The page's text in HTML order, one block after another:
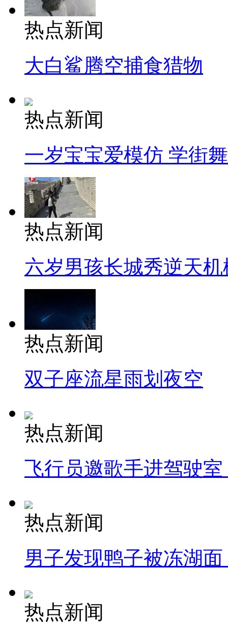
热点新闻
大白鲨腾空捕食猎物
热点新闻
一岁宝宝爱模仿 学街
热点新闻
六岁男孩长城秀逆天机
热点新闻
双子座流星雨划夜空
热点新闻
飞行员邀歌手进驾驶
热点新闻
男子发现鸭子被冻湖
热点新闻